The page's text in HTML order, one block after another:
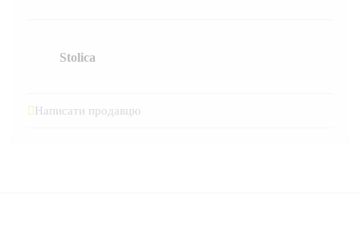
Stolica
Написати продавцю